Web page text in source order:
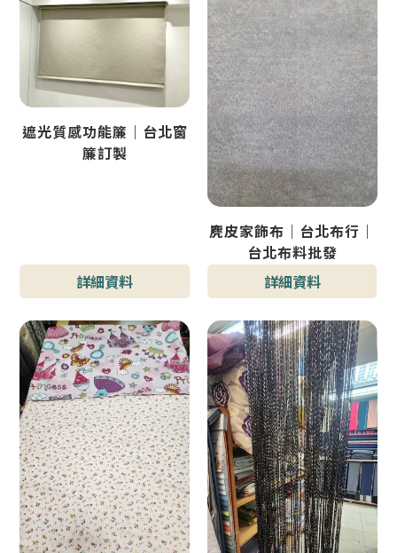
遮光質感功能簾｜台北窗
簾訂製
詳細資料
麂皮家飾布｜台北布行｜
台北布料批發
詳細資料